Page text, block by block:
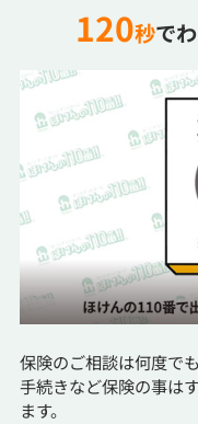
120秒で
保険のご相談は何度で
手続きなど保険の事は
ます。